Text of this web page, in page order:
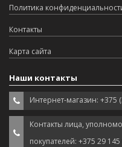
Политика
Контакты
Карта сайта
Наши контакты
Интернет-магазин: +375
Контакты лица,
покупателей: +375 29